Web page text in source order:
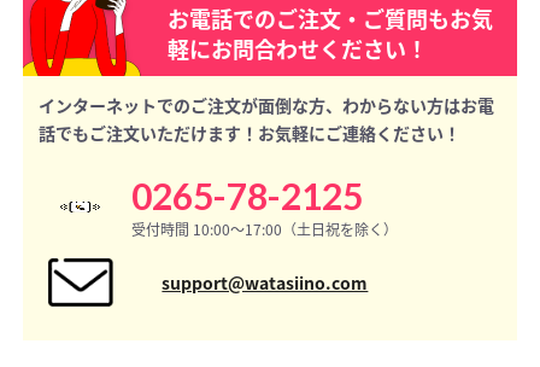
お電話でのご注文・ご質問もお気
軽にお問合わせください！
インターネットでのご注文が面倒な方、わからない方はお電
話でもご注文いただけます！お気軽にご連絡ください！
0265-78-2125
受付時間 10:00〜17:00（土日祝を除く）
support@watasiino.com